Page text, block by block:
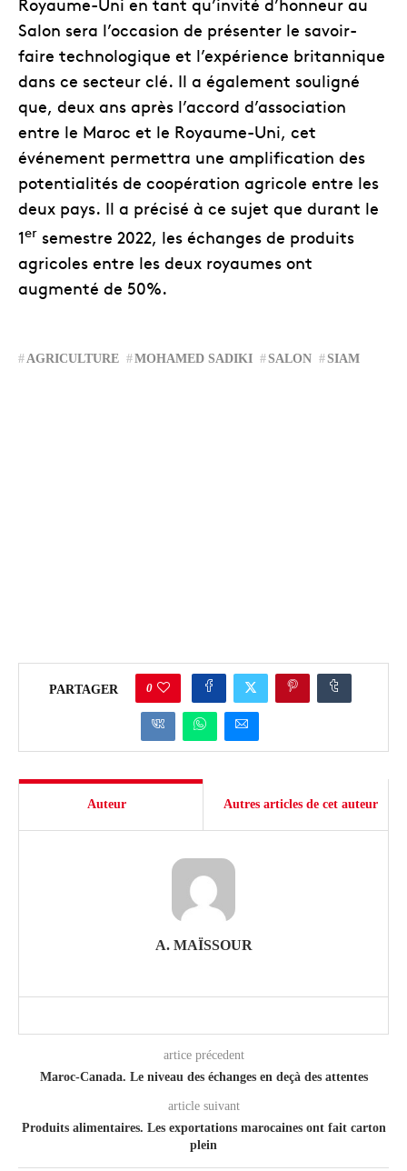
Salon sera l’occasion de présenter le savoir-
faire technologique et l’expérience britannique
dans ce secteur clé. Il a également souligné
que, deux ans après l’accord d’association
entre le Maroc et le Royaume-Uni, cet
événement permettra une amplification des
potentialités de coopération agricole entre les
deux pays. Il a précisé à ce sujet que durant le
1er semestre 2022, les échanges de produits
agricoles entre les deux royaumes ont
augmenté de 50%.
AGRICULTURE MOHAMED SADIKI SALON SIAM
PARTAGER 0
Auteur Autres articles de cet auteur
A. MAÏSSOUR
artice précedent
Maroc-Canada. Le niveau des échanges en deçà des attentes
article suivant
Produits alimentaires. Les exportations marocaines ont fait carton
plein